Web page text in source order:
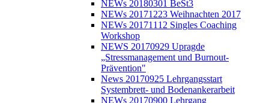
NEWs 20180301 BeSt3
NEWs 20171223 Weihnachten 2017
NEWs 20171112 Singles Coaching
Workshop
NEWS 20170929 Upragde
„Stressmanagement und Burnout-
Prävention"
News 20170925 Lehrgangsstart
Systembrett- und Bodenankerarbeit
NEWs 20170900 Lehrgang